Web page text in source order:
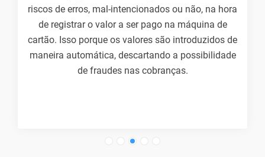
ou não, na hora
na máquina de
são introduzidos de
a possibilidade
agrupados, detalhados, por
operadora de caixa e fazer
de como anda a saúde